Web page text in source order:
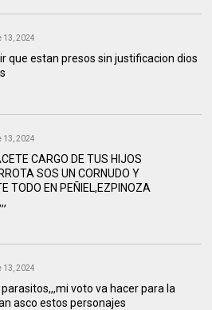
13, 2024
que estan presos sin justificacion dios
13, 2024
CARGO DE TUS HIJOS
SOS UN CORNUDO Y
TODO EN PEÑIEL,EZPINOZA
13, 2024
voto va hacer para la
asco estos personajes